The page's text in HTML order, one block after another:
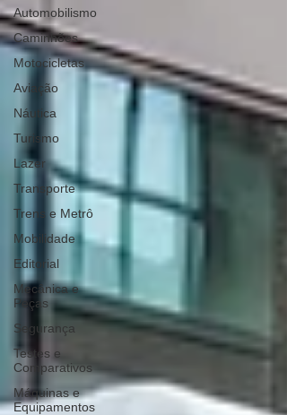
Automobilismo
Caminhões
Motocicletas
Aviação
Náutica
Turismo
Lazer
Transporte
Trens e Metrô
Mobilidade
Editorial
Mecânica e
Peças
Segurança
Testes e
Comparativos
Máquinas e
Equipamentos